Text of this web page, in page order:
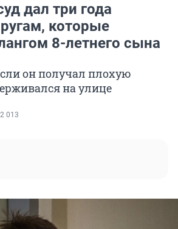
дал три года
которые
8-летнего сына
он получал плохую
на улице
2 013